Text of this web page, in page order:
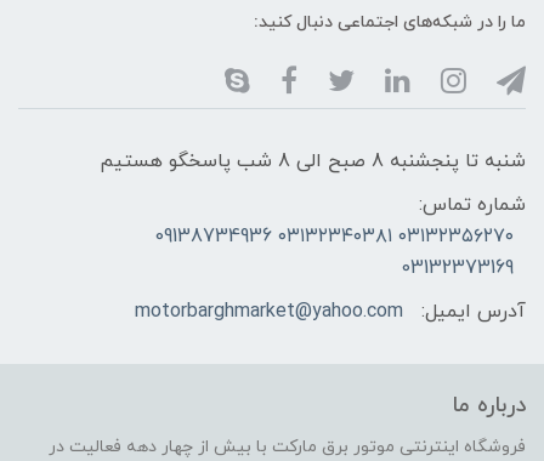
ما را در شبکه‌های اجتماعی دنبال کنید:
شنبه تا پنجشنبه 8 صبح الی 8 شب پاسخگو هستیم
شماره تماس:
۰۳۱۳۲۳۵۶۲۷۰ ۰۳۱۳۲۳۴۰۳۸۱ 09138734936
03132373169
آدرس ایمیل:
motorbarghmarket@yahoo.com
درباره ما
فروشگاه اینترنتی موتور برق مارکت با بیش از چهار دهه فعالیت در